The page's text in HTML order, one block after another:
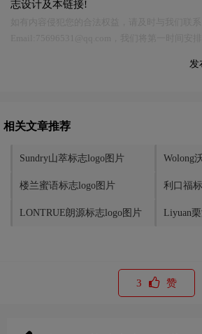
志设计及本链接!
发
相关文章推荐
Sundry山萃标志logo图片 Wolong
楼兰蜜语标志logo图片 利口福
LONTRUE朗源标志logo图片 Liyuan
3 赞